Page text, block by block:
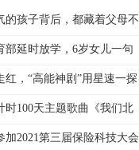
的孩子背后，都藏着父母不
部延时放学，6岁女儿一句
红，“高能神剧”用星速一探
时100天主题歌曲《我们北
加2021第三届保险科技大会